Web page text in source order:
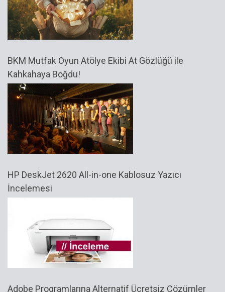
BKM Mutfak Oyun Atölye Ekibi At Gözlüğü ile
Kahkahaya Boğdu!
HP DeskJet 2620 All-in-one Kablosuz Yazıcı
İncelemesi
Adobe Programlarına Alternatif Ücretsiz Çözümler